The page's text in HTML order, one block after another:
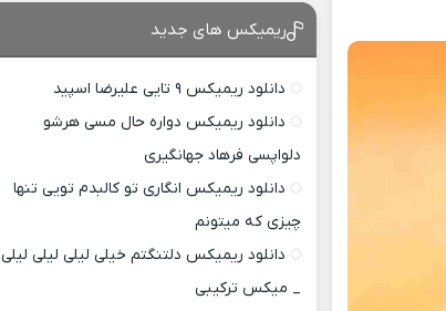
ریمیکس های جدید
دانلود ریمیکس ۹ تایی علیرضا اسپید
دانلود ریمیکس دواره حال مسی هرشو
دلواپسی فرهاد جهانگیری
دانلود ریمیکس انگاری تو کالبدم تویی تنها
چیزی که میتونم
دانلود ریمیکس دلتنگتم خیلی لیلی لیلی لیلی
_ میکس ترکیبی